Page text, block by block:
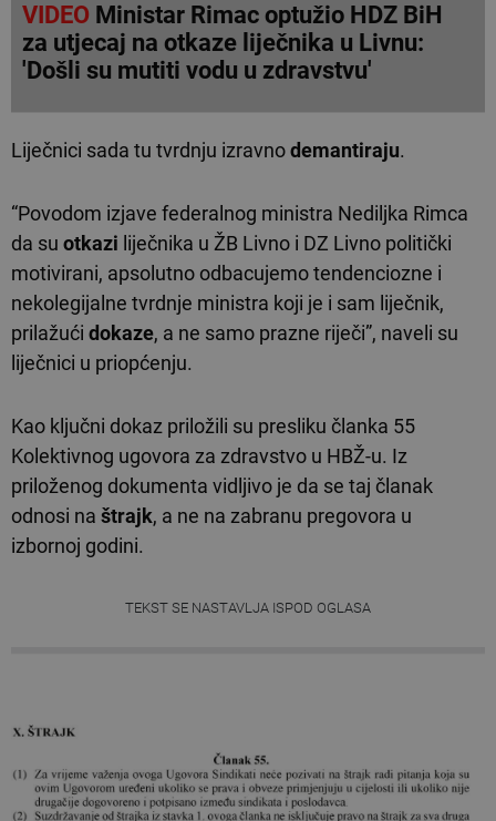
VIDEOMinistar Rimac optužio HDZ BiH
za utjecaj na otkaze liječnika u Livnu:
'Došli su mutiti vodu u zdravstvu'
Liječnici sada tu tvrdnju izravnodemantiraju.
“Povodom izjave federalnog ministra Nediljka Rimca
da su otkazi liječnika u ŽB Livno i DZ Livno politički
motivirani, apsolutno odbacujemo tendenciozne i
nekolegijalne tvrdnje ministra koji je i sam liječnik,
prilažući dokaze, a ne samo prazne riječi”, naveli su
liječnici u priopćenju.
Kao ključni dokaz priložili su presliku članka 55
Kolektivnog ugovora za zdravstvo u HBŽ-u. Iz
priloženog dokumenta vidljivo je da se taj članak
odnosi na štrajk, a ne na zabranu pregovora u
izbornoj godini.
TEKST SE NASTAVLJA ISPOD OGLASA